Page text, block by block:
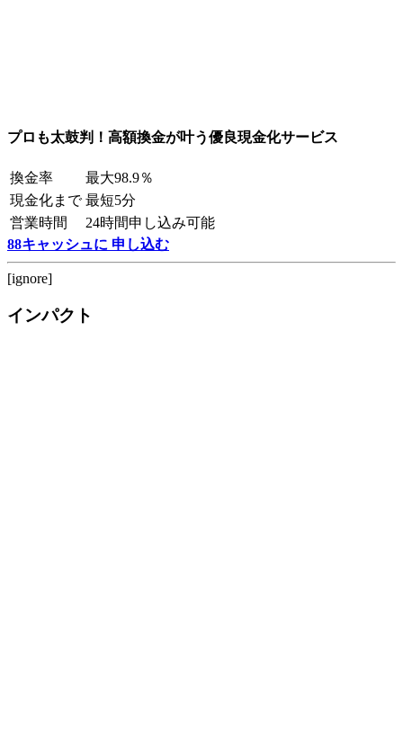
プロも太鼓判！高額換金が叶う優良現金化サービス
換金率
最大98.9％
現金化まで 最短5分
営業時間
24時間申し込み可能
88キャッシュに 申し込む
[ignore]
インパクト